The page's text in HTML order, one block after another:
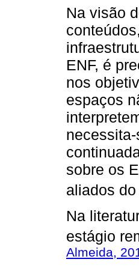
Na visão
ENF, é
nos
espaços
sobre os
aliados
Na
estágio
Almeida,